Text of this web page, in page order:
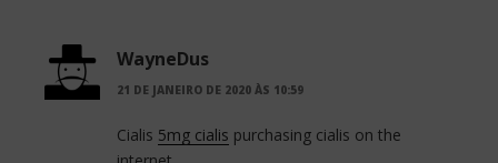
WayneDus
21 DE JANEIRO DE 2020 ÀS 10:59
Cialis 5mg cialis purchasing cialis on the